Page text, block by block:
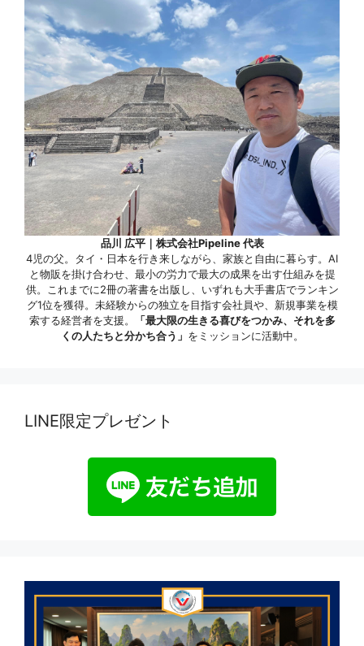
品川 広平｜株式会社Pipeline 代表
4児の父。タイ・日本を行き来しながら、家族と自由に暮らす。AI
と物販を掛け合わせ、最小の労力で最大の成果を出す仕組みを提
供。これまでに2冊の著書を出版し、いずれも大手書店でランキン
グ1位を獲得。未経験からの独立を目指す会社員や、新規事業を模
索する経営者を支援。
「最大限の生きる喜びをつかみ、それを多
くの人たちと分かち合う」 をミッションに活動中。
LINE限定プレゼント